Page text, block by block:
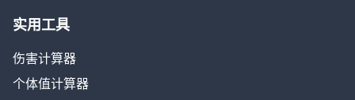
实用工具
伤害计算器
个体值计算器